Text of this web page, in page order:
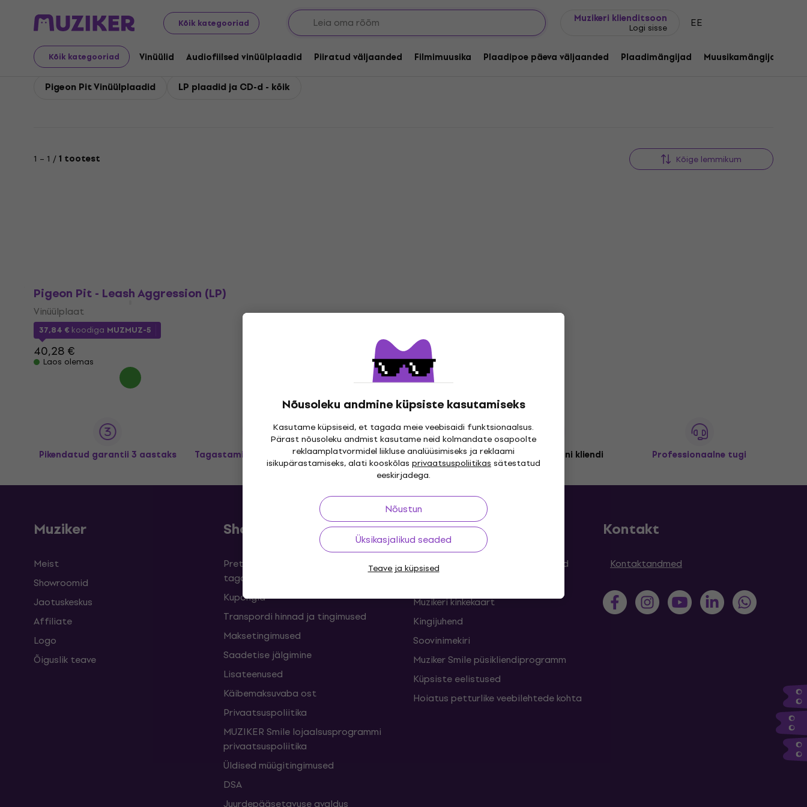
Kõik kategooriad
Muzikeri klienditsoon
Logi sisse EE
Kõik kategooriad Vinüülid Audiofiilsed vinüülplaadid Piiratud väljaanded Filmimuusika Plaadipoe päeva väljaanded Plaadimängijad Muusikamängijad
Nõusoleku andmine küpsiste kasutamiseks
Kasutame küpsiseid, et tagada meie veebisaidi funktsionaalsus.
Pärast nõusoleku andmist kasutame neid kolmandate osapoolte
reklaamplatvormidel liikluse analüüsimiseks ja reklaami
isikupärastamiseks, alati kooskõlas privaatsuspoliitikas sätestatud
eeskirjadega.
Nõustun
Üksikasjalikud seaded
Teave ja küpsised
Pigeon Pit
Pigeon Pit Vinüülplaadid LP plaadid ja CD-d - kõik
1 – 1 /1 tootest Kõige lemmikum
Pigeon Pit - Leash Aggression (LP)
Vinüülplaat
37,84 € koodiga MUZMUZ-5
40,28 €
Laos olemas
Pikendatud garantii 3 aastaks Tagastamine kuni 30 päeva Tasuta tarnealates 299 € Üle kolme miljoni kliendi Professionaalne tugi
Muziker
Meist
Showroomid
Jaotuskeskus
Affiliate
Logo
Õiguslik teave
Shopping
Pretensioonid ja lepingust
taganemised
Kupongid
Transpordi hinnad ja tingimused
Maksetingimused
Saadetise jälgimine
Lisateenused
Käibemaksuvaba ost
Privaatsuspoliitika
MUZIKER Smile lojaalsusprogrammi
privaatsuspoliitika
Üldised müügitingimused
DSA
Juurdepääsetavuse avaldus
Kasulikud lingid
KKK - Korduma kippuvad küsimused
Muzikeri kinkekaart
Kingijuhend
Soovinimekiri
Muziker Smile püsikliendiprogramm
Küpsiste eelistused
Hoiatus petturlike veebilehtede kohta
Kontakt
Kontaktandmed